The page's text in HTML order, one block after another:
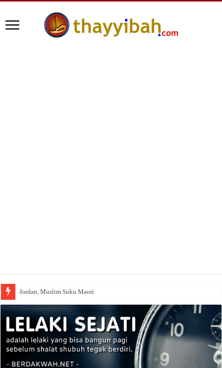
Jordan, Muslim Suku Maori